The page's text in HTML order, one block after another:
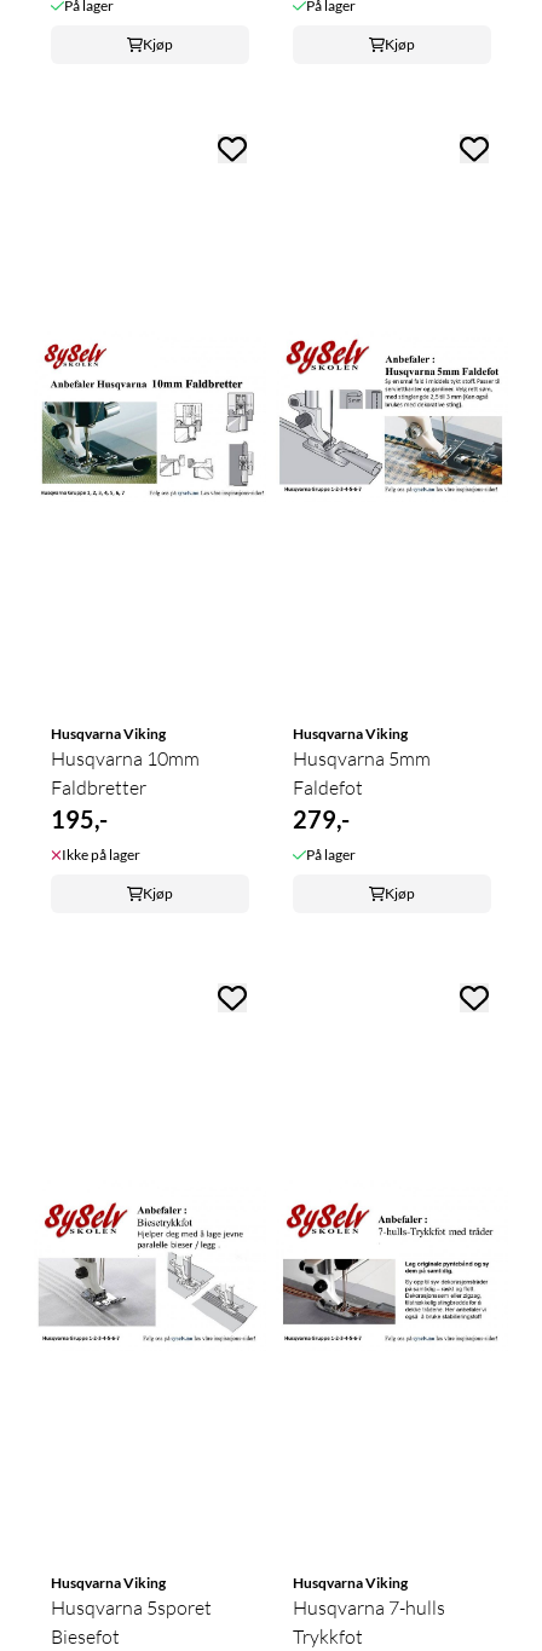
På lager
Kjøp
På lager
Kjøp
Husqvarna Viking
Husqvarna 10mm
Faldbretter
195,-
Ikke på lager
Kjøp
Husqvarna Viking
Husqvarna 5mm
Faldefot
279,-
På lager
Kjøp
Husqvarna Viking
Husqvarna 5sporet
Biesefot
Husqvarna Viking
Husqvarna 7-hulls
Trykkfot